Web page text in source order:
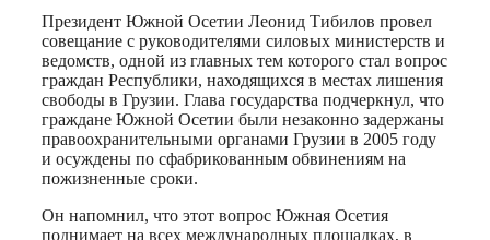
Print
Президент Южной Осетии Леонид Тибилов провел
совещание с руководителями силовых министерств и
ведомств, одной из главных тем которого стал вопрос
граждан Республики, находящихся в местах лишения
свободы в Грузии. Глава государства подчеркнул, что
граждане Южной Осетии были незаконно задержаны
правоохранительными органами Грузии в 2005 году
и осуждены по сфабрикованным обвинениям на
пожизненные сроки.
Он напомнил, что этот вопрос Южная Осетия
поднимает на всех международных площадках, в